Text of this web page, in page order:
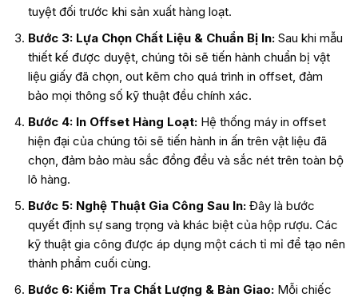
tuyệt đối trước khi sản xuất hàng loạt.
Bước 3: Lựa Chọn Chất Liệu & Chuẩn Bị In:Sau khi mẫu
thiết kế được duyệt, chúng tôi sẽ tiến hành chuẩn bị vật
liệu giấy đã chọn, out kẽm cho quá trình in offset, đảm
bảo mọi thông số kỹ thuật đều chính xác.
Bước 4: In Offset Hàng Loạt:Hệ thống máy in offset
hiện đại của chúng tôi sẽ tiến hành in ấn trên vật liệu đã
chọn, đảm bảo màu sắc đồng đều và sắc nét trên toàn bộ
lô hàng.
Bước 5: Nghệ Thuật Gia Công Sau In:Đây là bước
quyết định sự sang trọng và khác biệt của hộp rượu. Các
kỹ thuật gia công được áp dụng một cách tỉ mỉ để tạo nên
thành phẩm cuối cùng.
Bước 6: Kiểm Tra Chất Lượng & Bàn Giao:Mỗi chiếc